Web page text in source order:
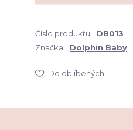
Číslo produktu: DB013
Značka:
Dolphin Baby
Do oblíbených